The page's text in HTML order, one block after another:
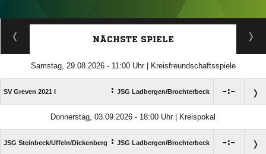
ANZEIGE
NÄCHSTE SPIELE
Samstag, 29.08.2026 - 11:00 Uhr | Kreisfreundschaftsspiele
SV Greven 2021 I : JSG Ladbergen/​Brochterbeck :
Donnerstag, 03.09.2026 - 18:00 Uhr | Kreispokal
JSG Steinbeck/​Uffeln/​Dickenberg : JSG Ladbergen/​Brochterbeck :